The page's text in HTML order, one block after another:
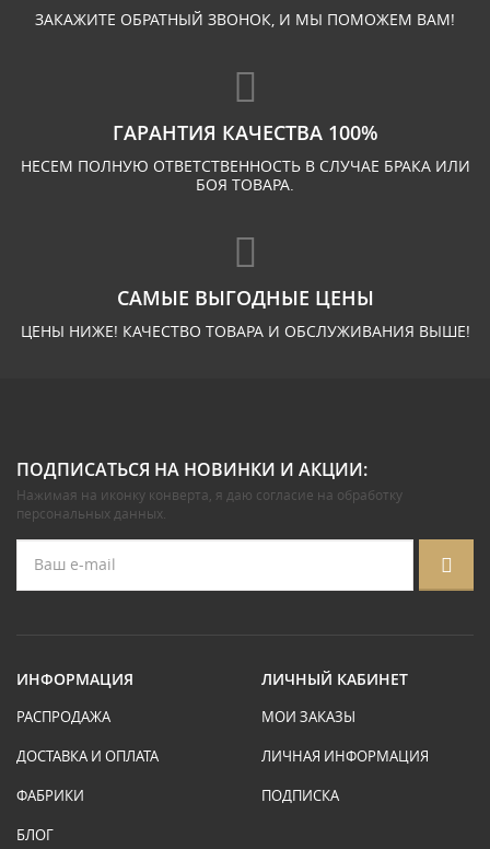
ЗАКАЖИТЕ ОБРАТНЫЙ ЗВОНОК, И МЫ ПОМОЖЕМ ВАМ!
ГАРАНТИЯ КАЧЕСТВА 100%
НЕСЕМ ПОЛНУЮ ОТВЕТСТВЕННОСТЬ В СЛУЧАЕ БРАКА ИЛИ
БОЯ ТОВАРА.
САМЫЕ ВЫГОДНЫЕ ЦЕНЫ
ЦЕНЫ НИЖЕ! КАЧЕСТВО ТОВАРА И ОБСЛУЖИВАНИЯ ВЫШЕ!
ПОДПИСАТЬСЯ НА НОВИНКИ И АКЦИИ:
Нажимая на иконку конверта, я даю согласие на обработку
персональных данных.
ИНФОРМАЦИЯ
РАСПРОДАЖА
ДОСТАВКА И ОПЛАТА
ФАБРИКИ
БЛОГ
ЛИЧНЫЙ КАБИНЕТ
МОИ ЗАКАЗЫ
ЛИЧНАЯ ИНФОРМАЦИЯ
ПОДПИСКА